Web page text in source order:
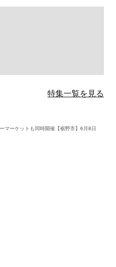
特集一覧を見る
マーケットも同時開催【裾野市】6月8日